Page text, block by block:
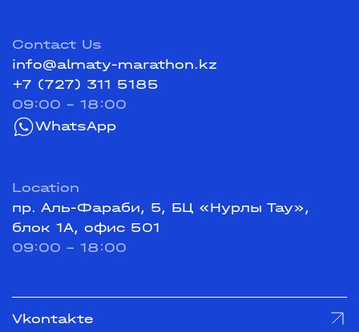
Contact Us
info@almaty-marathon.kz
+7 (727) 311 5185
09:00 - 18:00
WhatsApp
Location
пр. Аль-Фараби, 5, БЦ «Нурлы Тау»,
блок 1А, офис 501
09:00 - 18:00
Vkontakte